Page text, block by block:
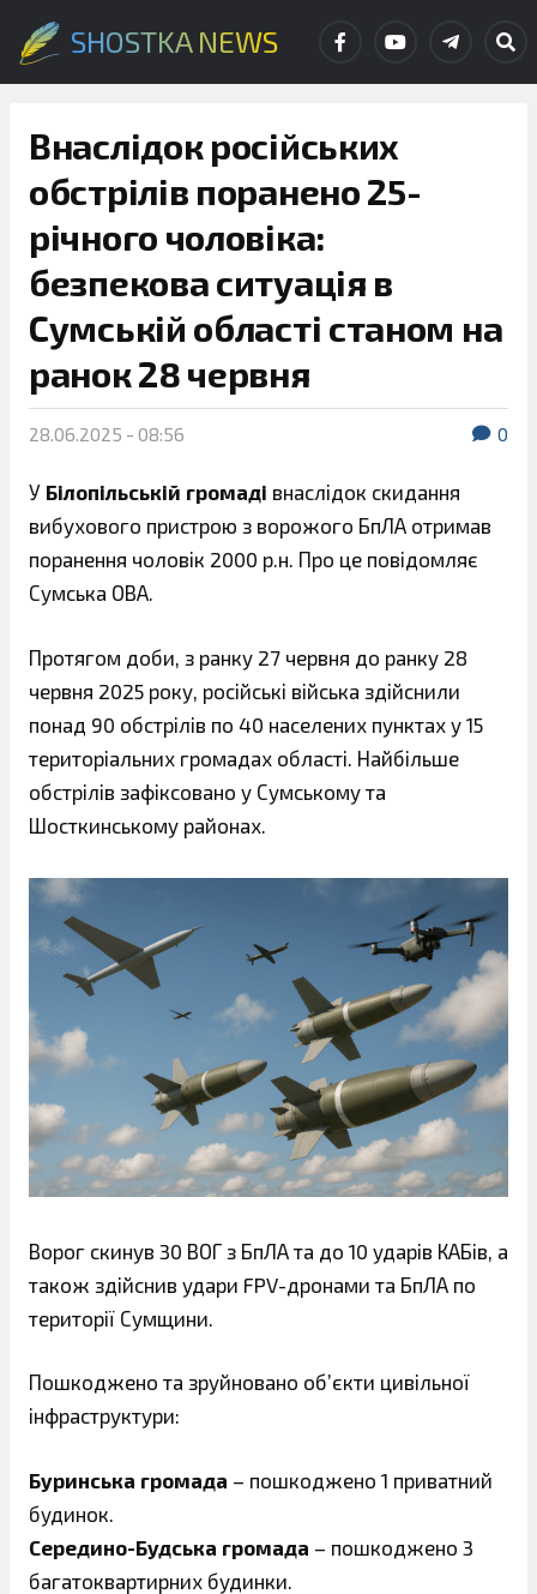
SHOSTKA NEWS
Внаслідок російських
обстрілів поранено 25-
річного чоловіка:
безпекова ситуація в
Сумській області станом на
ранок 28 червня
28.06.2025 - 08:56 0
У Білопільській громаді внаслідок скидання
вибухового пристрою з ворожого БпЛА отримав
поранення чоловік 2000 р.н. Про це повідомляє
Сумська ОВА.
Протягом доби, з ранку 27 червня до ранку 28
червня 2025 року, російські війська здійснили
понад 90 обстрілів по 40 населених пунктах у 15
територіальних громадах області. Найбільше
обстрілів зафіксовано у Сумському та
Шосткинському районах.
Ворог скинув 30 ВОГ з БпЛА та до 10 ударів КАБів, а
також здійснив удари FPV-дронами та БпЛА по
території Сумщини.
Пошкоджено та зруйновано об’єкти цивільної
інфраструктури:
Буринська громада – пошкоджено 1 приватний
будинок.
Середино-Будська громада – пошкоджено 3
багатоквартирних будинки.